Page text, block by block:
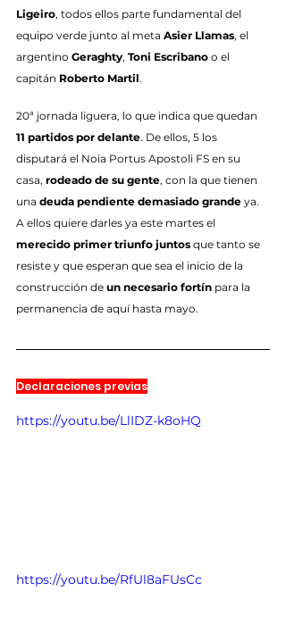
Ligeiro, todos ellos parte fundamental del
equipo verde junto al meta Asier Llamas, el
argentino Geraghty, Toni Escribano o el
capitán Roberto Martil.
20ª jornada liguera, lo que indica que quedan
11 partidos por delante. De ellos, 5 los
disputará el Noia Portus Apostoli FS en su
casa, rodeado de su gente, con la que tienen
una deuda pendiente demasiado grande ya.
A ellos quiere darles ya este martes el
merecido primer triunfo juntos que tanto se
resiste y que esperan que sea el inicio de la
construcción de un necesario fortín para la
permanencia de aquí hasta mayo.
Declaraciones previas
https://youtu.be/LlIDZ-k8oHQ
https://youtu.be/RfUl8aFUsCc